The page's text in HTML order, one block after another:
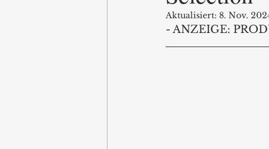
Aktualisiert: 8. Nov.
- ANZEIGE: